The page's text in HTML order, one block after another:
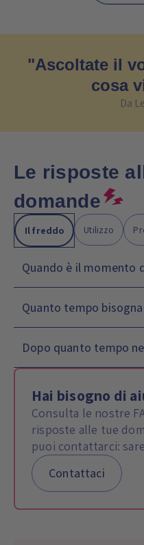
"Ascoltate il
cosa
Da
Hai bisogno di
Consulta le nostre
risposte alle tue
puoi contattarci:
Contattaci
Le risposte
domande
Il freddo Utilizzo
Quando è il momento
Quanto tempo
Dopo quanto tempo